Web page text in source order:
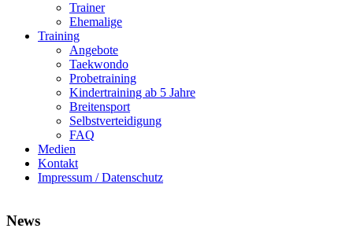
Trainer
Ehemalige
Training
Angebote
Taekwondo
Probetraining
Kindertraining ab 5 Jahre
Breitensport
Selbstverteidigung
FAQ
Medien
Kontakt
Impressum / Datenschutz
News